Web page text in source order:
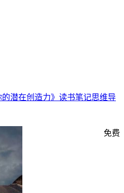
的潜在创造力》读书笔记思维导
免费